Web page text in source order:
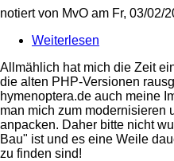
notiert von MvO am Fr, 03/02/
Weiterlesen
Webauftritt...
Allmählich hat mich die Zeit
die alten PHP-Versionen
hymenoptera.de auch meine
man mich zum modernisieren
anpacken. Daher bitte nicht
Bau" ist und es eine Weile
zu finden sind!